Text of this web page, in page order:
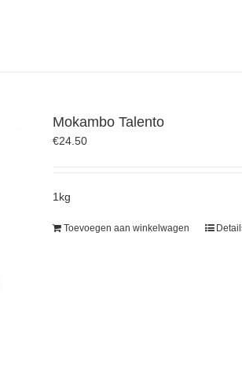
Mokambo Talento
€24.50
1kg
Toevoegen aan winkelwagen